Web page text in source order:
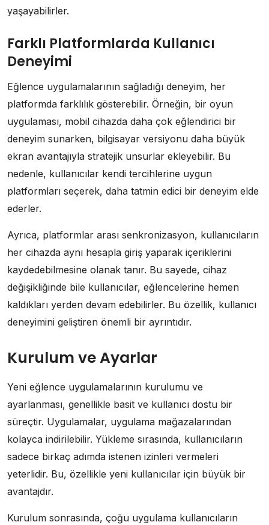
yaşayabilirler.
Farklı Platformlarda Kullanıcı
Deneyimi
Eğlence uygulamalarının sağladığı deneyim, her
platformda farklılık gösterebilir. Örneğin, bir oyun
uygulaması, mobil cihazda daha çok eğlendirici bir
deneyim sunarken, bilgisayar versiyonu daha büyük
ekran avantajıyla stratejik unsurlar ekleyebilir. Bu
nedenle, kullanıcılar kendi tercihlerine uygun
platformları seçerek, daha tatmin edici bir deneyim elde
ederler.
Ayrıca, platformlar arası senkronizasyon, kullanıcıların
her cihazda aynı hesapla giriş yaparak içeriklerini
kaydedebilmesine olanak tanır. Bu sayede, cihaz
değişikliğinde bile kullanıcılar, eğlencelerine hemen
kaldıkları yerden devam edebilirler. Bu özellik, kullanıcı
deneyimini geliştiren önemli bir ayrıntıdır.
Kurulum ve Ayarlar
Yeni eğlence uygulamalarının kurulumu ve
ayarlanması, genellikle basit ve kullanıcı dostu bir
süreçtir. Uygulamalar, uygulama mağazalarından
kolayca indirilebilir. Yükleme sırasında, kullanıcıların
sadece birkaç adımda istenen izinleri vermeleri
yeterlidir. Bu, özellikle yeni kullanıcılar için büyük bir
avantajdır.
Kurulum sonrasında, çoğu uygulama kullanıcıların